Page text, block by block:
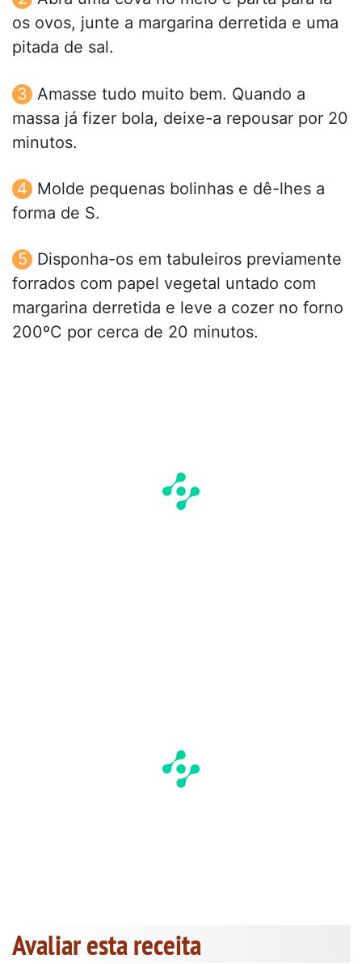
os ovos, junte a margarina derretida e uma
pitada de sal.
Amasse tudo muito bem. Quando a
massa já fizer bola, deixe-a repousar por 20
minutos.
Molde pequenas bolinhas e dê-lhes a
forma de S.
Disponha-os em tabuleiros previamente
forrados com papel vegetal untado com
margarina derretida e leve a cozer no forno
200ºC por cerca de 20 minutos.
Avaliar esta receita